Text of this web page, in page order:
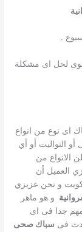
لحل اى مشكلة
اى نوع من انواع
التواليت أو أي
الانواع من
العميل أن
و نحن عزيزي
و هو ماهر
جدا فى اى
فى سباك صحى